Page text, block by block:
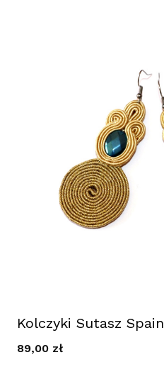
Kolczyki Sutasz Spain
89,00 zł